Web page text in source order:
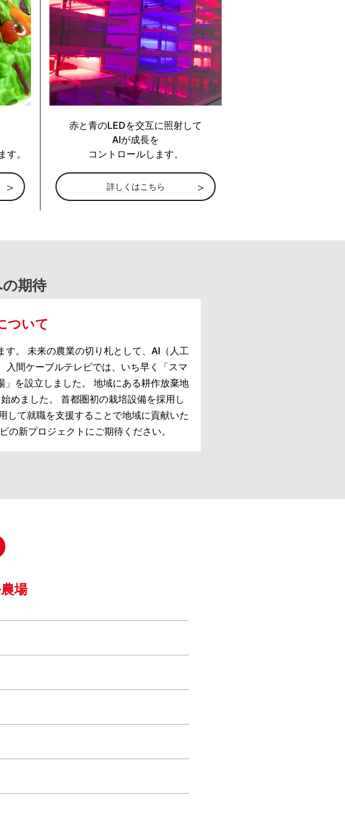
。
赤と青のLEDを交互に照射して
AIが成長を
コントロールします。
詳しくはこちら
期待
ついて
。 未来の農業の切り札として、AI（人工
入間ケーブルテレビでは、いち早く「スマ
を設立しました。 地域にある耕作放棄地
めました。 首都圏初の栽培設備を採用し
して就職を支援することで地域に貢献いた
の新プロジェクトにご期待ください。
場